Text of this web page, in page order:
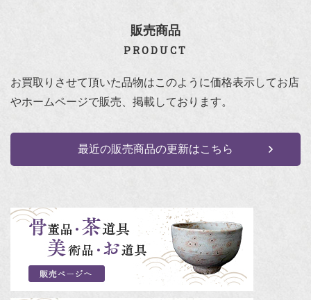
販売商品
PRODUCT
お買取りさせて頂いた品物はこのように価格表示してお店
やホームページで販売、掲載しております。
最近の販売商品の更新はこちら